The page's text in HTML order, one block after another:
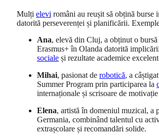
Mulți elevi români au reușit să obțină burse
datorită perseverenței și planificării.
Ana, elevă din Cluj, a obținut o
Erasmus+ în Olanda datorită
sociale și rezultate academice
Mihai, pasionat de robotică, a
Summer Program prin participarea la
internaționale și scrisoare de
Elena, artistă în domeniul muzical, a
Germania, combinând talentul cu
extrașcolare și recomandări solide.